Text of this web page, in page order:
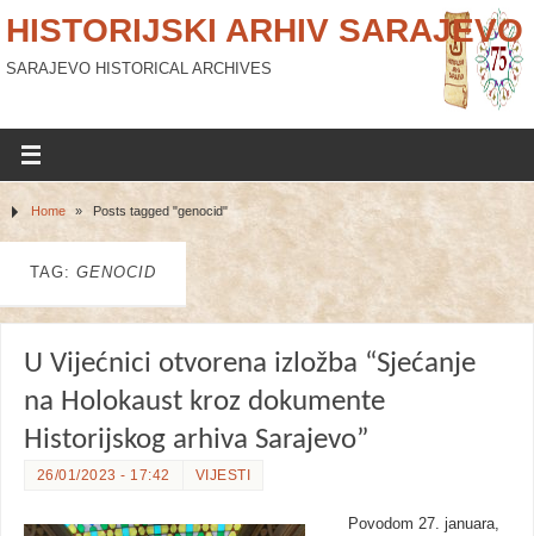
HISTORIJSKI ARHIV SARAJEVO
SARAJEVO HISTORICAL ARCHIVES
Home » Posts tagged "genocid"
TAG: GENOCID
U Vijećnici otvorena izložba “Sjećanje
na Holokaust kroz dokumente
Historijskog arhiva Sarajevo”
26/01/2023 - 17:42 VIJESTI
Povodom 27. januara,